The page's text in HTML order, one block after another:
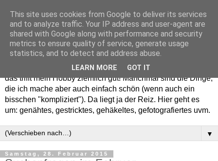
Willkommen in meinem "Wohnzimmer". Einfach und schön -
das trifft mein Hobby ziemlich gut! Manchmal sind die Dinge,
die ich mache aber auch einfach schön (wenn auch ein
bisschen "kompliziert"). Da liegt ja der Reiz. Hier geht es
um: genähtes, gestricktes, gehäkeltes, gefotografiertes uvm.
▼
Samstag, 28. Februar 2015
This site uses cookies from Google to deliver its services
and to analyze traffic. Your IP address and user-agent are
shared with Google along with performance and security
metrics to ensure quality of service, generate usage
statistics, and to detect and address abuse.
LEARN MORE GOT IT